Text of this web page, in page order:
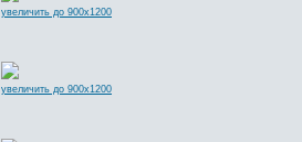
увеличить до 900x1200
увеличить до 900x1200